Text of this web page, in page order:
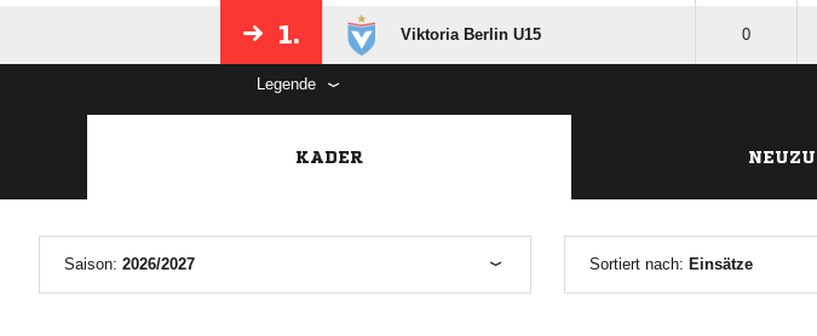
1. Viktoria Berlin U15 0
Legende
KADER
Saison: 2026/2027 Sortiert nach: Einsätze